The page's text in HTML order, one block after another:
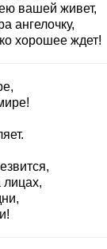
вашей живет,
ангелочку,
хорошее ждет!
лицах,